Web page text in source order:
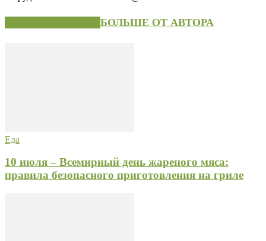
БОЛЬШЕ ОТ АВТОРА
Еда
10 июля – Всемирный день жареного мяса:
правила безопасного приготовления на гриле